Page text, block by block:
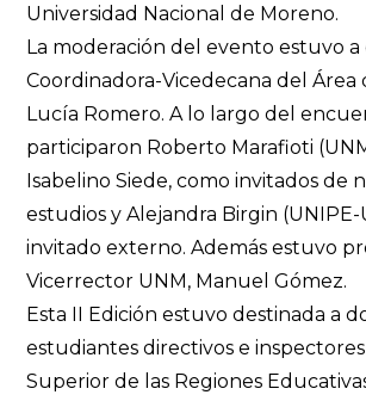
Universidad Nacional de Moreno.
La moderación del evento estuvo a
Coordinadora-Vicedecana del Área
Lucía Romero. A lo largo del
participaron Roberto Marafioti
Isabelino Siede, como invitados de
estudios y Alejandra Birgin (UNIPE-
invitado externo. Además estuvo
Vicerrector UNM, Manuel Gómez.
Esta II Edición estuvo destinada a
estudiantes directivos e inspectores
Superior de las Regiones